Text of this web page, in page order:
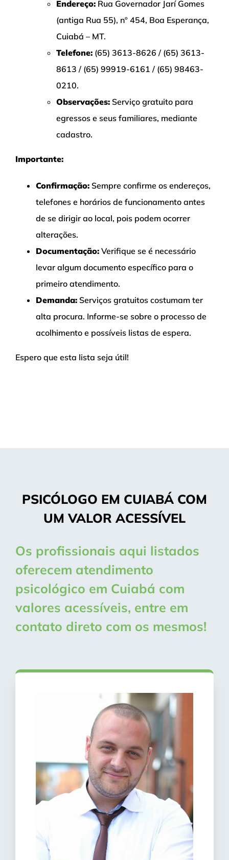
Endereço: Rua Governador Jarí Gomes
(antiga Rua 55), nº 454, Boa Esperança,
Cuiabá – MT.
Telefone: (65) 3613-8626 / (65) 3613-
8613 / (65) 99919-6161 / (65) 98463-
0210.
Observações: Serviço gratuito para
egressos e seus familiares, mediante
cadastro.
Importante:
Confirmação: Sempre confirme os endereços,
telefones e horários de funcionamento antes
de se dirigir ao local, pois podem ocorrer
alterações.
Documentação: Verifique se é necessário
levar algum documento específico para o
primeiro atendimento.
Demanda: Serviços gratuitos costumam ter
alta procura. Informe-se sobre o processo de
acolhimento e possíveis listas de espera.
Espero que esta lista seja útil!
PSICÓLOGO EM CUIABÁ COM
UM VALOR ACESSÍVEL
Os profissionais aqui listados
oferecem atendimento
psicológico em Cuiabá com
valores acessíveis, entre em
contato direto com os mesmos!